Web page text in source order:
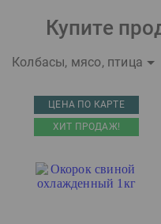
Купите
Колбасы, мясо, птица
ЦЕНА ПО КАРТЕ
ХИТ ПРОДАЖ!